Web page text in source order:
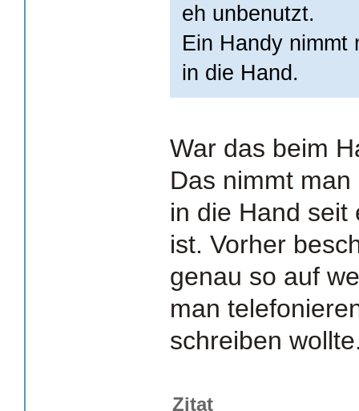
eh unbenutzt.
Ein Handy nimmt
in die Hand.
War das beim
Das nimmt
in die Hand seit
ist. Vorher
genau so auf
man
schreiben
Zitat